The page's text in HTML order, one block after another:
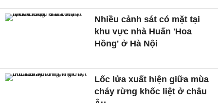
Nhiều cảnh sát có mặt tại
khu vực nhà Huấn 'Hoa
Hồng' ở Hà Nội
Lốc lửa xuất hiện giữa mùa
cháy rừng khốc liệt ở châu